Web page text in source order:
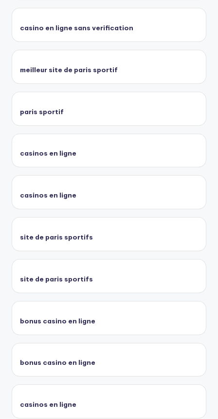
casino en ligne sans verification
meilleur site de paris sportif
paris sportif
casinos en ligne
casinos en ligne
site de paris sportifs
site de paris sportifs
bonus casino en ligne
bonus casino en ligne
casinos en ligne